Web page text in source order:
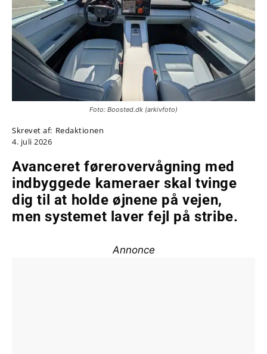
Foto: Boosted.dk (arkivfoto)
Skrevet af: Redaktionen
4. juli 2026
Avanceret førerovervågning med
indbyggede kameraer skal tvinge
dig til at holde øjnene på vejen,
men systemet laver fejl på stribe.
Annonce